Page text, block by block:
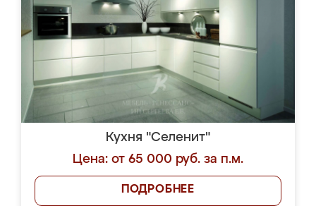
Кухня "Селенит"
Цена: от 65 000 руб. за п.м.
ПОДРОБНЕЕ